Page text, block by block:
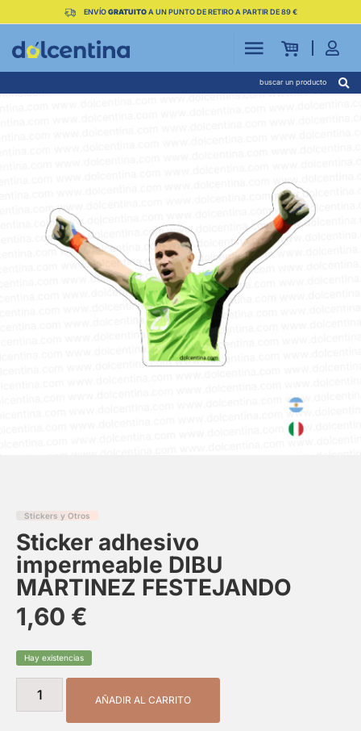
ENVÍOGRATUITOA UN PUNTO DE RETIRO A PARTIR DE 89 €
buscar un producto
Stickers y Otros
Sticker adhesivo
impermeable DIBU
MARTINEZ FESTEJANDO
1,60 €
Hay existencias
AÑADIR AL CARRITO